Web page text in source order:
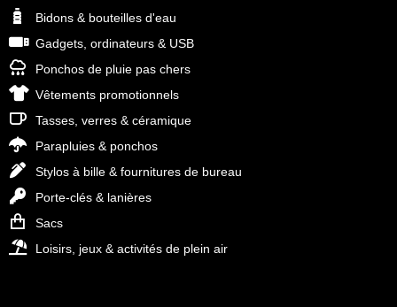
Bidons & bouteilles d'eau
Gadgets, ordinateurs & USB
Ponchos de pluie pas chers
Vêtements promotionnels
Tasses, verres & céramique
Parapluies & ponchos
Stylos à bille & fournitures de bureau
Porte-clés & lanières
Sacs
Loisirs, jeux & activités de plein air